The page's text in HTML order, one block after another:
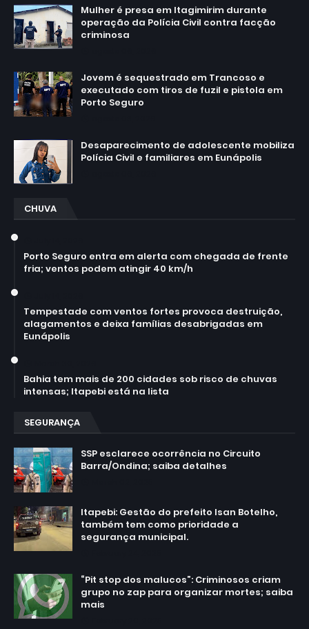
Mulher é presa em Itagimirim durante
operação da Polícia Civil contra facção
criminosa
Jovem é sequestrado em Trancoso e
executado com tiros de fuzil e pistola em
Porto Seguro
Desaparecimento de adolescente mobiliza
Polícia Civil e familiares em Eunápolis
CHUVA
Porto Seguro entra em alerta com chegada de frente
fria; ventos podem atingir 40 km/h
Tempestade com ventos fortes provoca destruição,
alagamentos e deixa famílias desabrigadas em
Eunápolis
Bahia tem mais de 200 cidades sob risco de chuvas
intensas; Itapebi está na lista
SEGURANÇA
SSP esclarece ocorrência no Circuito
Barra/Ondina; saiba detalhes
Itapebi: Gestão do prefeito Isan Botelho,
também tem como prioridade a
segurança municipal.
“Pit stop dos malucos”: Criminosos criam
grupo no zap para organizar mortes; saiba
mais